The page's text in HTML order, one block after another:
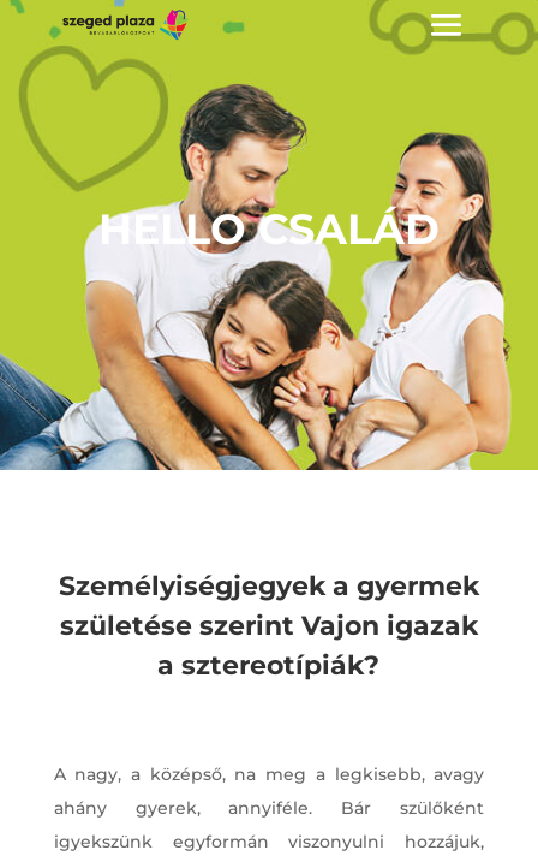
HELLO CSALÁD
Személyiségjegyek a gyermek
születése szerint Vajon igazak
a sztereotípiák?
A nagy, a középső, na meg a legkisebb, avagy
ahány gyerek, annyiféle. Bár szülőként
igyekszünk egyformán viszonyulni hozzájuk,